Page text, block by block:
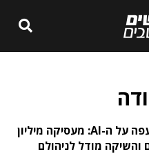
אמזון עפה על ה-AI: מעסיקה מיליון
והשיקה מודל לניהולם